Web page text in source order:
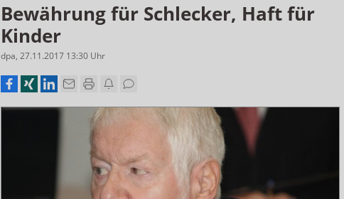
Bewährung für Schlecker, Haft für
Kinder
dpa, 27.11.2017 13:30 Uhr